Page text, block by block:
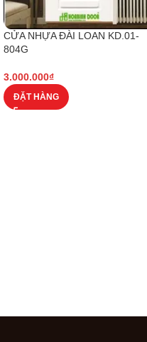
CỬA NHỰA ĐÀI LOAN KD.01-
804G
3.000.000₫
ĐẶT HÀNG